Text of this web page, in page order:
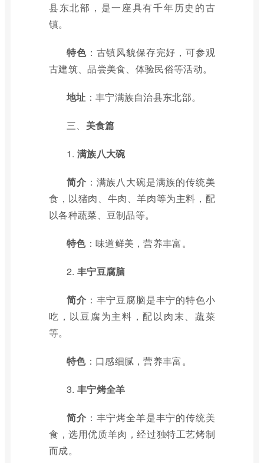
县东北部，是一座具有千年历史的古
镇。
特色：古镇风貌保存完好，可参观
古建筑、品尝美食、体验民俗等活动。
地址 ：丰宁满族自治县东北部。
三、 美食篇
1. 满族八大碗
简介 ：满族八大碗是满族的传统美
食，以猪肉、牛肉、羊肉等为主料，配
以各种蔬菜、豆制品等。
特色：味道鲜美，营养丰富。
2. 丰宁豆腐脑
简介 ：丰宁豆腐脑是丰宁的特色小
吃，以豆腐为主料，配以肉末、蔬菜
等。
特色：口感细腻，营养丰富。
3. 丰宁烤全羊
简介 ：丰宁烤全羊是丰宁的传统美
食，选用优质羊肉，经过独特工艺烤制
而成。